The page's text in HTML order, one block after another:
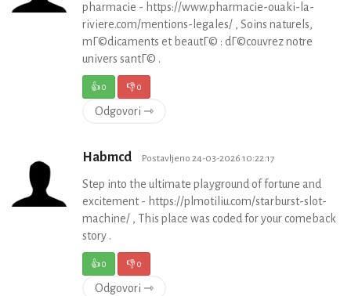
pharmacie - https://www.pharmacie-ouaki-la-
riviere.com/mentions-legales/ , Soins naturels,
mГ©dicaments et beautГ© : dГ©couvrez notre
univers santГ© .
👍0 👎0
Odgovori ⇾
Habmcd Postavljeno 24-03-2026 10:22:17
Step into the ultimate playground of fortune and
excitement - https://plmotiliu.com/starburst-slot-
machine/ , This place was coded for your comeback
story .
👍0 👎0
Odgovori ⇾